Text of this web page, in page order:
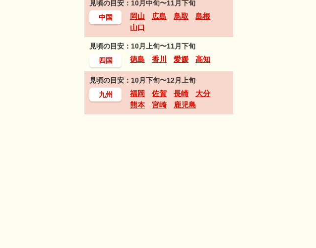
見頃の目安：10月中旬〜11月下旬
中国
岡山 広島 鳥取
島根
山口
見頃の目安：10月上旬〜11月下旬
四国
徳島 香川 愛媛 高知
見頃の目安：10月下旬〜12月上旬
九州
福岡 佐賀 長崎
大分
熊本
宮崎 鹿児島